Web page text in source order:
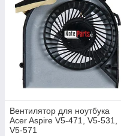
Вентилятор для ноутбука
Acer Aspire V5-471, V5-531,
V5-571